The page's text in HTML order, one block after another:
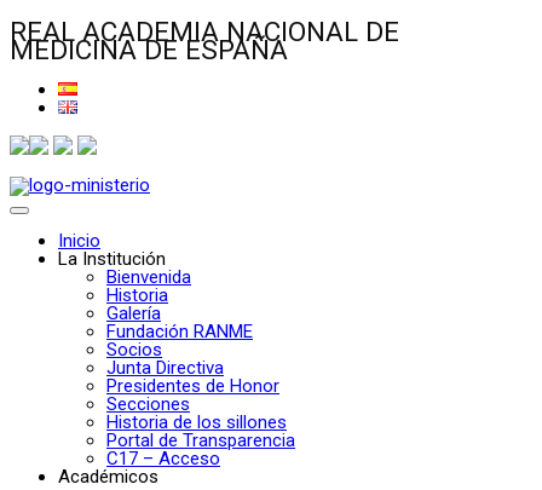
REAL ACADEMIA NACIONAL DE
MEDICINA DE ESPAÑA
Inicio
La Institución
Bienvenida
Historia
Galería
Fundación RANME
Socios
Junta Directiva
Presidentes de Honor
Secciones
Historia de los sillones
Portal de Transparencia
C17 – Acceso
Académicos